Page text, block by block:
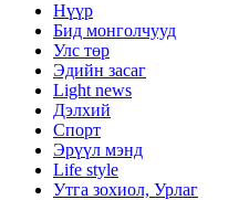
Нүүр
Бид монголчууд
Улс төр
Эдийн засаг
Light news
Дэлхий
Спорт
Эрүүл мэнд
Life style
Утга зохиол, Урлаг